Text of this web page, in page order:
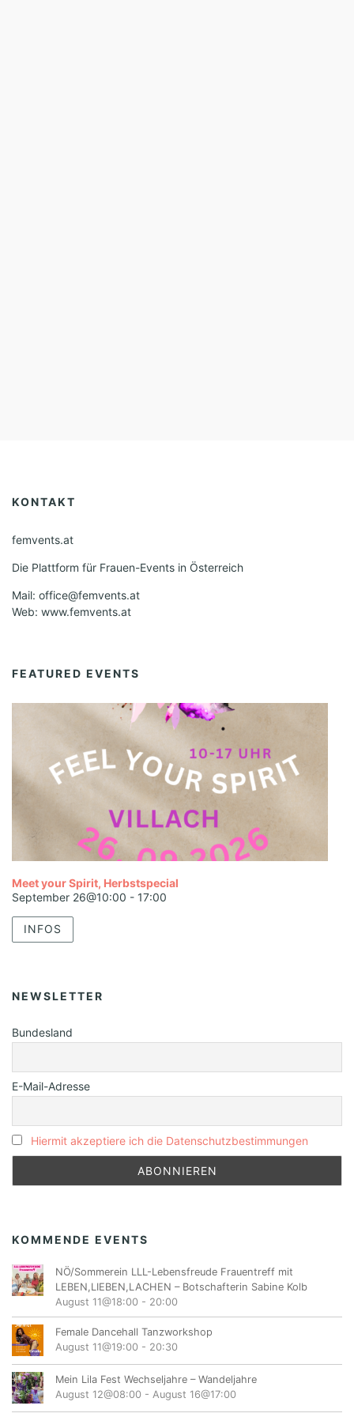
KONTAKT
femvents.at
Die Plattform für Frauen-Events in Österreich
Mail: office@femvents.at
Web: www.femvents.at
FEATURED EVENTS
Meet your Spirit, Herbstspecial
September 26@10:00 - 17:00
INFOS
NEWSLETTER
Bundesland
E-Mail-Adresse
Hiermit akzeptiere ich die Datenschutzbestimmungen
KOMMENDE EVENTS
NÖ/Sommerein LLL-Lebensfreude Frauentreff mit
LEBEN,LIEBEN,LACHEN – Botschafterin Sabine Kolb
August 11@18:00 - 20:00
Female Dancehall Tanzworkshop
August 11@19:00 - 20:30
Mein Lila Fest Wechseljahre – Wandeljahre
August 12@08:00 - August 16@17:00